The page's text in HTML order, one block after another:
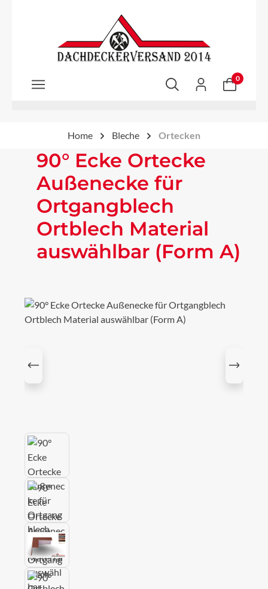
Zum Hauptinhalt springen
0
Home Bleche Ortecken
90° Ecke Ortecke
Außenecke für
Ortgangblech
Ortblech Material
auswählbar (Form A)
Bildergalerie überspringen